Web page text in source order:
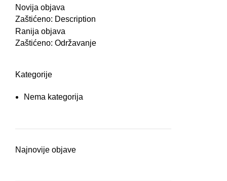
Novija objava
Zaštićeno: Description
Ranija objava
Zaštićeno: Održavanje
Kategorije
Nema kategorija
Najnovije objave